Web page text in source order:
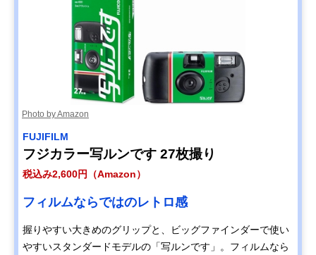
Photo by Amazon
FUJIFILM
フジカラー写ルンです 27枚撮り
税込み2,600円（Amazon）
フィルムならではのレトロ感
握りやすい大きめのグリップと、ビッグファインダーで使い
やすいスタンダードモデルの「写ルンです」。フィルムなら